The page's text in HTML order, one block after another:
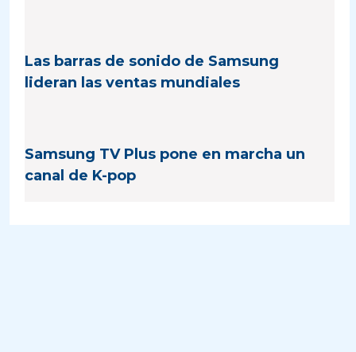
Las barras de sonido de Samsung
lideran las ventas mundiales
Samsung TV Plus pone en marcha un
canal de K-pop